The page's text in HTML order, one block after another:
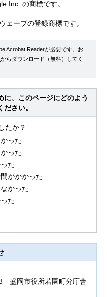
Inc. の商標です。
ェーブの登録商標です。
Acrobat Readerが必要です。お
からダウンロード（無料）してく
に、このページにどのよう
ださい。
たか？
った
った
た
がかかった
かった
た
盛岡市役所若園町分庁舎